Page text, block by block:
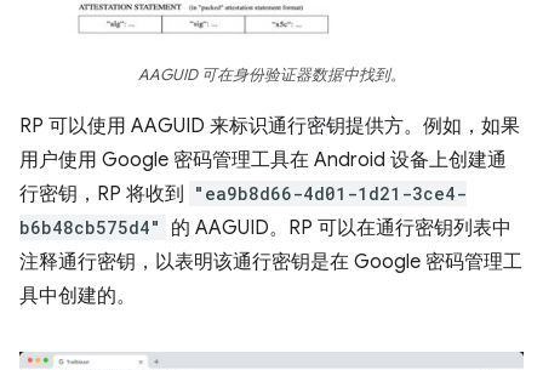
AAGUID 可在身份验证器数据中找到。
RP 可以使用 AAGUID 来标识通行密钥提供方。例如，如果
用户使用 Google 密码管理工具在 Android 设备上创建通
行密钥，RP 将收到 "ea9b8d66-4d01-1d21-3ce4-
b6b48cb575d4"
的 AAGUID。RP 可以在通行密钥列表中
注释通行密钥，以表明该通行密钥是在 Google 密码管理工
具中创建的。